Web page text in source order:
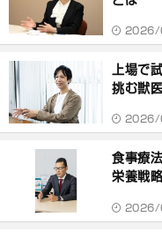
上場で
挑む獣
食事療
栄養戦略